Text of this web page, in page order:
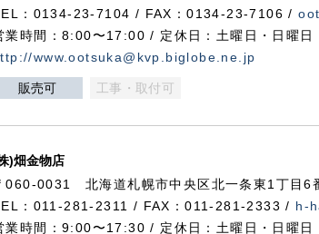
：0134-23-7104 / FAX：0134-23-7106 /
業時間：8:00〜17:00 / 定休日：土曜日・日曜日
www.ootsuka@kvp.biglobe.ne.jp
販売可 工事・取付可
)畑金物店
060-0031 北海道札幌市中央区北一条東1丁目6
：011-281-2311 / FAX：011-281-2333 / h-
業時間：9:00〜17:30 / 定休日：土曜日・日曜日